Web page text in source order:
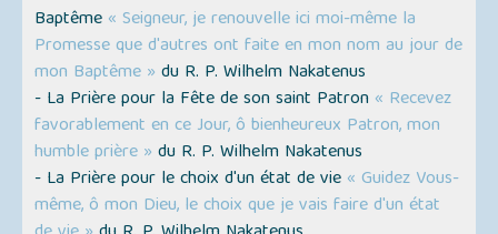
Baptême « Seigneur, je renouvelle ici moi-même la
Promesse que d'autres ont faite en mon nom au jour de
mon Baptême » du R. P. Wilhelm Nakatenus
- La Prière pour la Fête de son saint Patron « Recevez
favorablement en ce Jour, ô bienheureux Patron, mon
humble prière » du R. P. Wilhelm Nakatenus
- La Prière pour le choix d'un état de vie « Guidez Vous-
même, ô mon Dieu, le choix que je vais faire d'un état